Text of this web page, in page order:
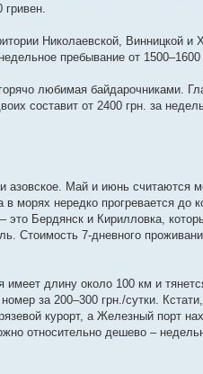
Николаевской, Винницкой и
пребывание от 1500–1600
любимая байдарочниками.
составит от 2400 грн. за
азовское. Май и июнь считаются
морях нередко прогревается до
это Бердянск и Кирилловка,
Стоимость 7-дневного
длину около 100 км и
за 200–300 грн./сутки.
курорт, а Железный порт
относительно дешево –